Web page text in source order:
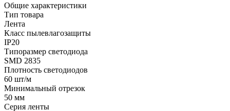
Общие характеристики
Тип товара
Лента
Класс пылевлагозащиты
IP20
Типоразмер светодиода
SMD 2835
Плотность светодиодов
60 шт/м
Минимальный отрезок
50 мм
Серия ленты